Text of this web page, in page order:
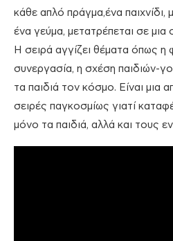
κάθε απλό πράγμα,ένα παιχνίδι,
ένα γεύμα, μετατρέπεται σε μια
Η σειρά αγγίζει θέματα όπως η
συνεργασία, η σχέση παιδιών-
τα παιδιά τον κόσμο. Είναι μια
σειρές παγκοσμίως γιατί
μόνο τα παιδιά, αλλά και τους